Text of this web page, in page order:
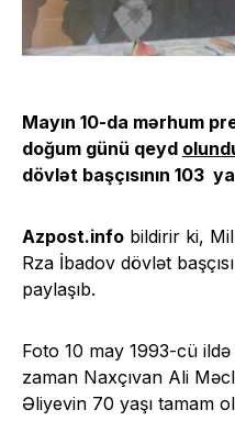
Mayın 10-da mərhum
doğum günü qeyd
dövlət başçısının 103
Azpost.info bildirir ki,
Rza İbadov dövlət
paylaşıb.
Foto 10 may 1993-cü
zaman Naxçıvan Ali
Əliyevin 70 yaşı tamam